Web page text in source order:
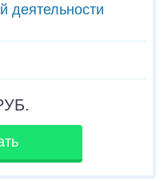
деятельности